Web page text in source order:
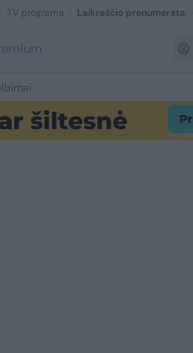
TV programa Laikraščio prenumerata